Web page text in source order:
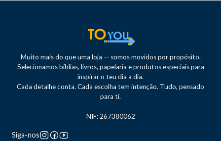
Muito mais do que uma loja — somos movidos por propósito.
Selecionamos bíblias, livros, papelaria e produtos especiais para
inspirar o teu dia a dia.
Cada detalhe conta. Cada escolha tem intenção. Tudo, pensado
para ti.
NIF: 267380062
Siga-nos